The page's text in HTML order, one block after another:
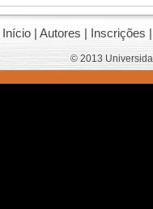
Início | Autores | Inscrições
© 2013